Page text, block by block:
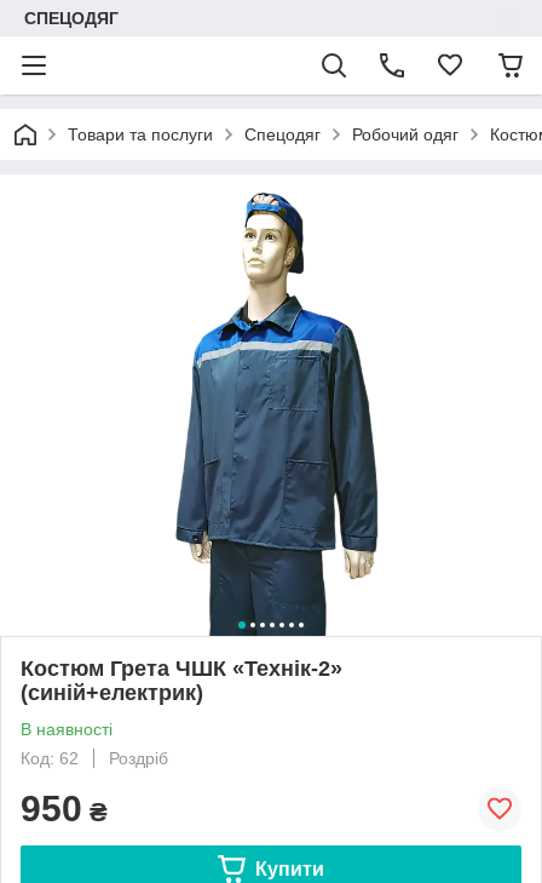
СПЕЦОДЯГ
Товари та послуги Спецодяг Робочий одяг
Костюм Грета ЧШК «Технік-2»
(синій+електрик)
В наявності
Код: 62
Роздріб
950 ₴
Купити